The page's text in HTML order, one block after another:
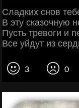
Сладких снов
В эту сказочную
Пусть тревоги и
Все уйдут из
3 0